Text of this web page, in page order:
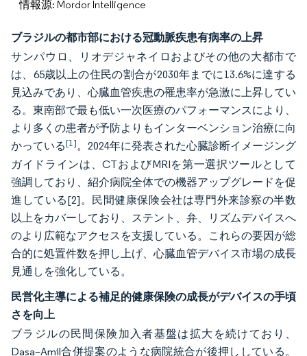
情報源: Mordor Intelligence
ブラジルの都市部における冠動脈疾患有病率の上昇
サンパウロ、リオデジャネイロおよびその他の大都市で
は、65歳以上の住民の割合が2030年までに13.6%に達する
見込みであり、心臓血管疾患の罹患率が急激に上昇してい
る。東南部で最も低い一次医療のパフォーマンスにより、
より多くの患者が予防よりもインターベンション治療に向
かっている[1]。2024年に発表された心臓診断イメージング
ガイドラインは、CTおよびMRIを第一選択ツールとして
強調しており、紹介病院全体での機器アップグレードを促
進している[2]。民間健康保険会社は専門外来診察の半数
以上をカバーしており、ステント、弁、リズムデバイスへ
のより広範なアクセスを支援している。これらの要因が総
合的に処置件数を押し上げ、心臓血管デバイス市場の成長
見通しを強化している。
民営化主導による補足的健康保険の成長がデバイスの手頃
さを向上
ブラジルの民間保険加入者基盤は拡大を続けており、
Dasa–Amil合併提案のような病院統合が後押ししている。